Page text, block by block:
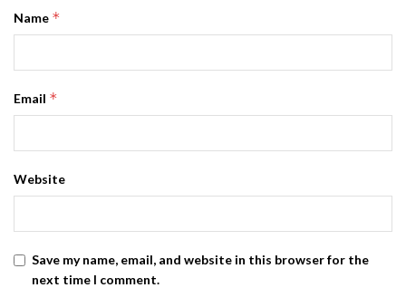
Name *
Email *
Website
Save my name, email, and website in this browser for the
next time I comment.